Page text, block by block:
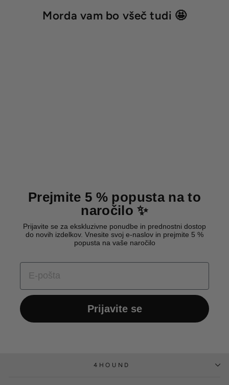
Morda vam bo všeč tudi 🤩
Prejmite 5 % popusta na to
naročilo ✨
Prijavite se za ekskluzivne ponudbe in prednostni dostop
do novih izdelkov. Vnesite svoj e-naslov in prejmite 5 %
popusta na vaše naročilo
E-POŠTA
Prijavite se
4HOUND